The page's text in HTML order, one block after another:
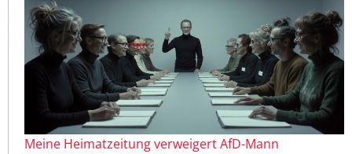
Meine Heimatzeitung verweigert AfD-Mann